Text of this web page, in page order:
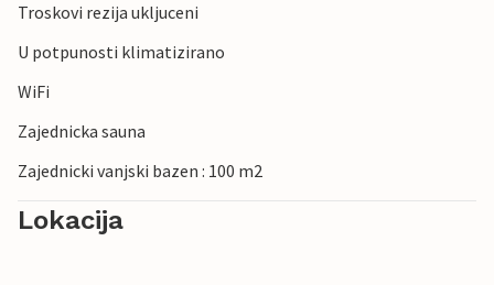
Troskovi rezija ukljuceni
U potpunosti klimatizirano
WiFi
Zajednicka sauna
Zajednicki vanjski bazen : 100 m2
Lokacija